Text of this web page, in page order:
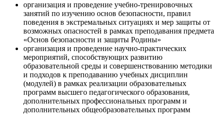
организация и проведение учебно-тренировочных
занятий по изучению основ безопасности, правил
поведения в экстремальных ситуациях и мер защиты от
возможных опасностей в рамках преподавания предмета
«Основ безопасности и защиты Родины»
организация и проведение научно-практических
мероприятий, способствующих развитию
образовательной среды и совершенствованию методики
и подходов к преподаванию учебных дисциплин
(модулей) в рамках реализации образовательных
программ высшего педагогического образования,
дополнительных профессиональных программ и
дополнительных общеобразовательных программ